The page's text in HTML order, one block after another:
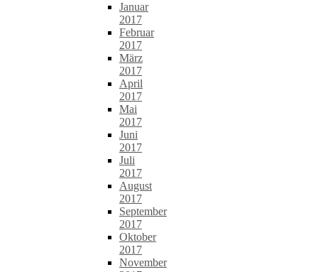
Januar
2017
Februar
2017
März
2017
April
2017
Mai
2017
Juni
2017
Juli
2017
August
2017
September
2017
Oktober
2017
November